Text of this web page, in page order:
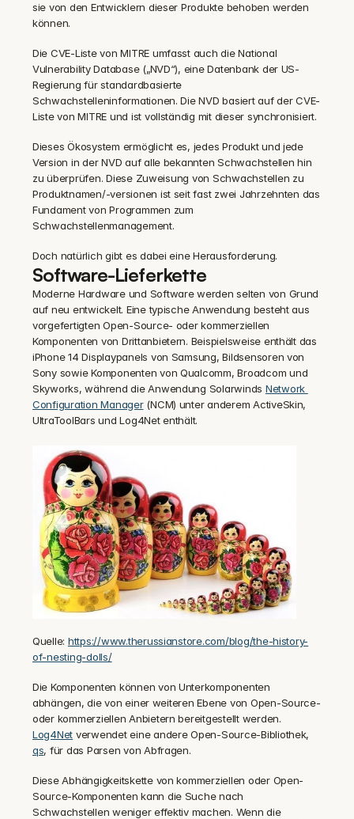
sie von den Entwicklern dieser Produkte behoben werden
können.
Die CVE-Liste von MITRE umfasst auch die National
Vulnerability Database („NVD“), eine Datenbank der US-
Regierung für standardbasierte
Schwachstelleninformationen. Die NVD basiert auf der CVE-
Liste von MITRE und ist vollständig mit dieser synchronisiert.
Dieses Ökosystem ermöglicht es, jedes Produkt und jede
Version in der NVD auf alle bekannten Schwachstellen hin
zu überprüfen. Diese Zuweisung von Schwachstellen zu
Produktnamen/-versionen ist seit fast zwei Jahrzehnten das
Fundament von Programmen zum
Schwachstellenmanagement.
Doch natürlich gibt es dabei eine Herausforderung.
Software-Lieferkette
Moderne Hardware und Software werden selten von Grund
auf neu entwickelt. Eine typische Anwendung besteht aus
vorgefertigten Open-Source- oder kommerziellen
Komponenten von Drittanbietern. Beispielsweise enthält das
iPhone 14 Displaypanels von Samsung, Bildsensoren von
Sony sowie Komponenten von Qualcomm, Broadcom und
Skyworks, während die Anwendung Solarwinds Network
Configuration Manager (NCM) unter anderem ActiveSkin,
UltraToolBars und Log4Net enthält.
Quelle: https://www.therussianstore.com/blog/the-history-
of-nesting-dolls/
Die Komponenten können von Unterkomponenten
abhängen, die von einer weiteren Ebene von Open-Source-
Log4Net
qs, für das Parsen von Abfragen.
Diese Abhängigkeitskette von kommerziellen oder Open-
Source-Komponenten kann die Suche nach
Schwachstellen weniger effektiv machen. Wenn die